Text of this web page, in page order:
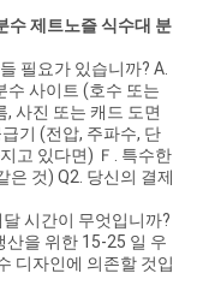
수 제트노즐 식수대 분
필요가 있습니까? A.
수 사이트 (호수 또는
, 사진 또는 캐드 도면
기 (전압, 주파수, 단
고 있다면) Ｆ. 특수한
은 것) Q2. 당신의 결제
시간이 무엇입니까?
산을 위한 15-25 일 우
디자인에 의존할 것입